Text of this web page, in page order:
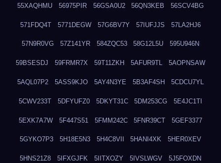
55XAQHMU 56975PIR 56GSA0U2 56QN3KEB 56SCV4BG
571FDQ4T 5771DEGW 57G6BV7Y 57IUFJJS 57LA2HJ6
57N9R0VG 57Z141YR 584ZQC53 58G12L5U 595U946N
59BSESDJ 59FRMR7X 59T11ZKH 5AFUR9TL 5AOPNSAW
5AQL07P2 5ASS9KJO 5AY4N3YE 5B3AF4SH 5CDCU7YL
5CWV233T 5DFYUFZ0 5DKYT31C 5DM253CG 5E4JC1TI
5EXK7A7W 5F447S51 5FMM242C 5FNR39CT 5GEF3377
5GYKO7P3 5H18E5N3 5H4C8VII 5HANI4XK 5HER0XEV
5HNS21Z8 5IFXGJFK 5IITXOZY 5IVSLWGV 5J5FOXDN